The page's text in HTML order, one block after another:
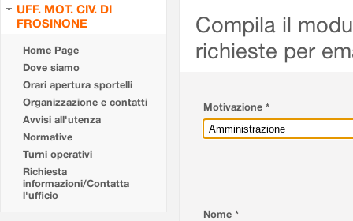
UFF. MOT. CIV. DI
FROSINONE
Home Page
Dove siamo
Orari apertura sportelli
Organizzazione e contatti
Avvisi all'utenza
Normative
Turni operativi
Richiesta
informazioni/Contatta
l'ufficio
Compila il
richieste per
Motivazione *
Nome *